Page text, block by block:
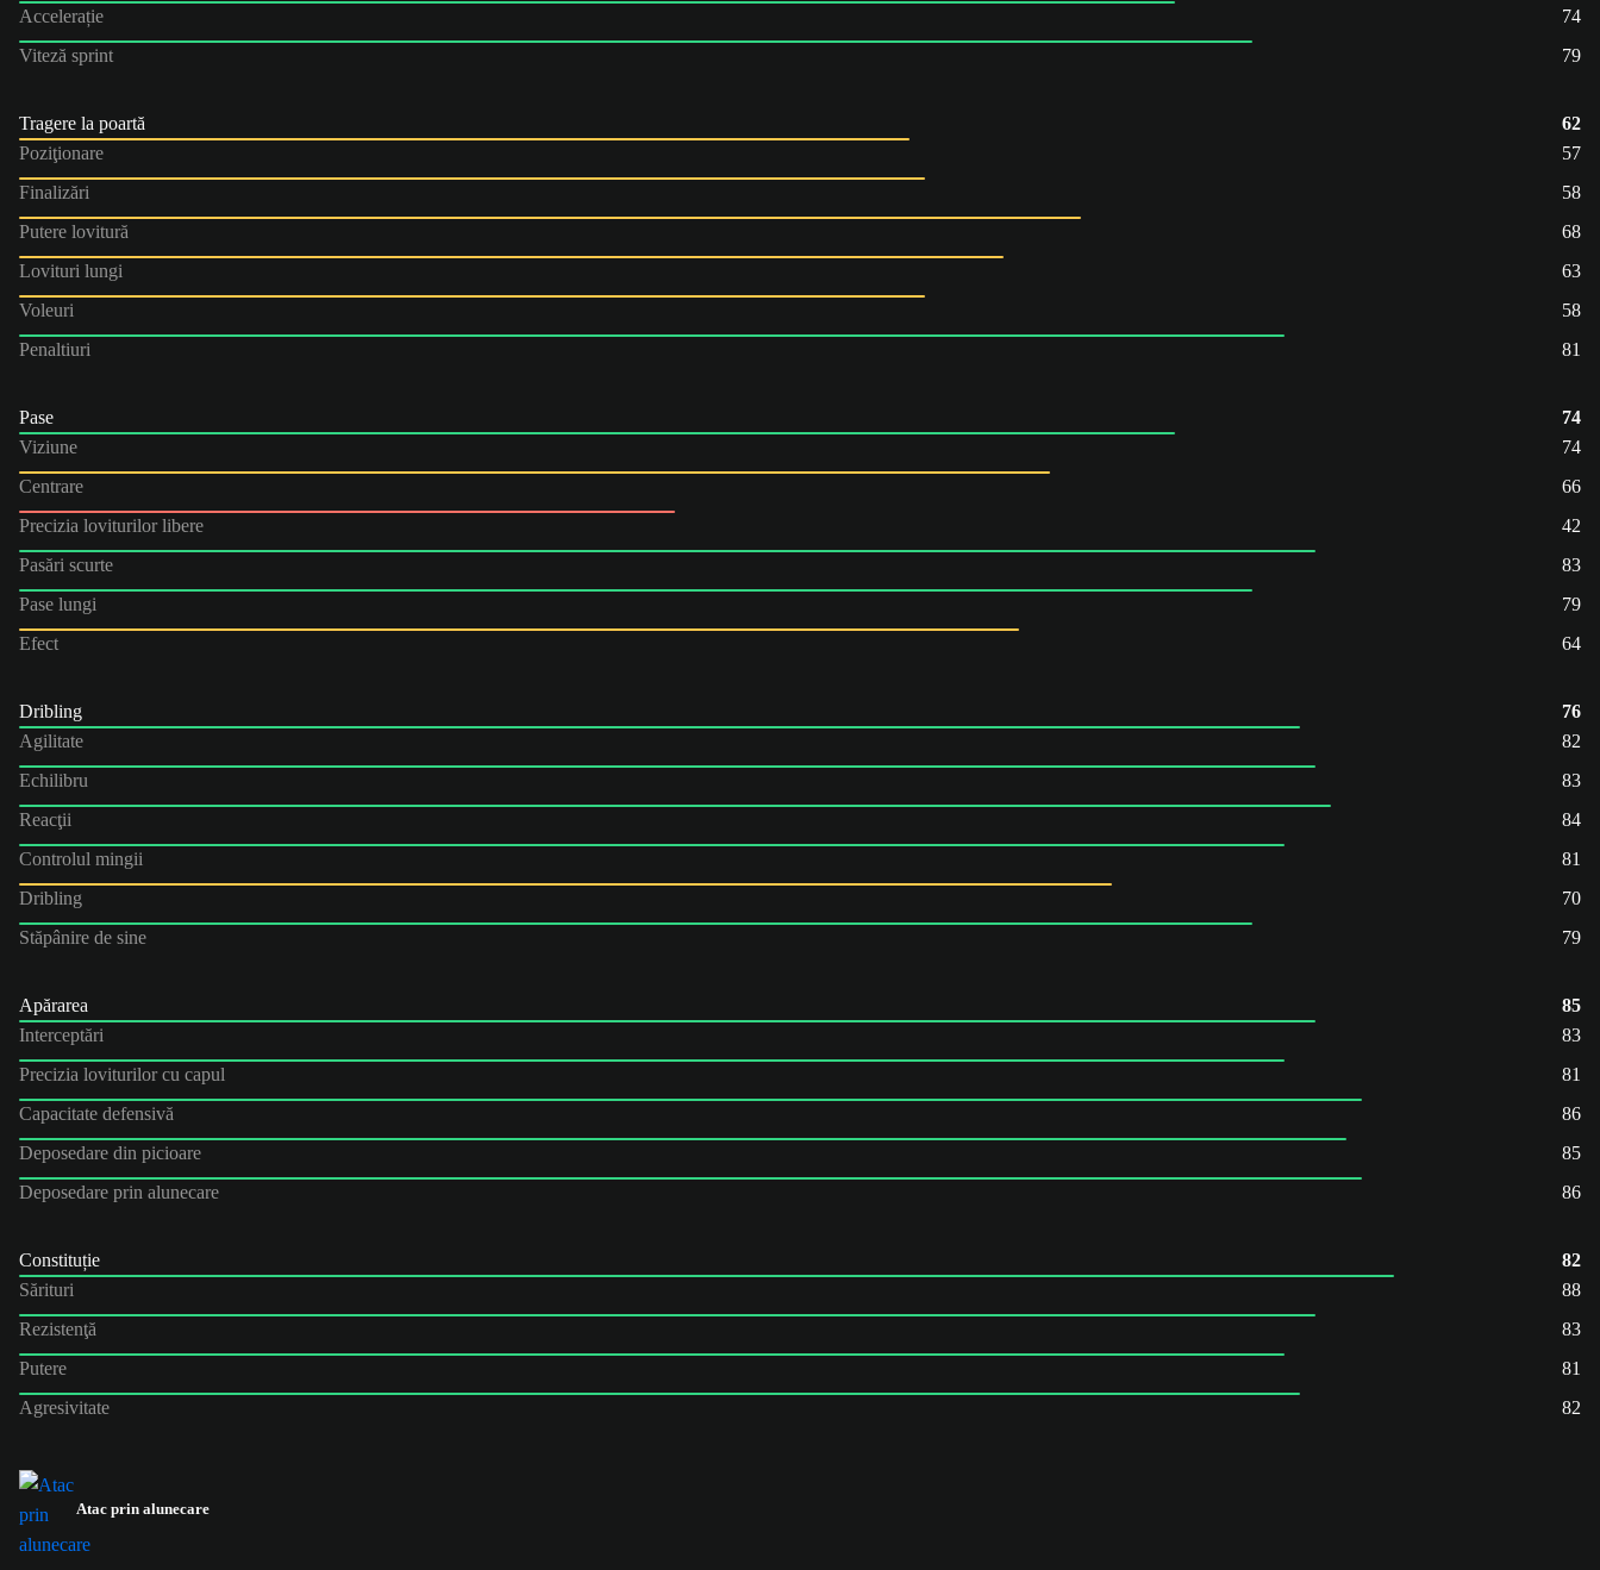
Accelerație
74
Viteză sprint
79
Tragere la poartă
62
Poziţionare
57
Finalizări
58
Putere lovitură
68
Lovituri lungi
63
Voleuri
58
Penaltiuri
81
Pase
74
Viziune
74
Centrare
66
Precizia loviturilor libere
42
Pasări scurte
83
Pase lungi
79
Efect
64
Dribling
76
Agilitate
82
Echilibru
83
Reacţii
84
Controlul mingii
81
Dribling
70
Stăpânire de sine
79
Apărarea
85
Interceptări
83
Precizia loviturilor cu capul
81
Capacitate defensivă
86
Deposedare din picioare
85
Deposedare prin alunecare
86
Constituție
82
Sărituri
88
Rezistenţă
83
Putere
81
Agresivitate
82
Atac prin alunecare